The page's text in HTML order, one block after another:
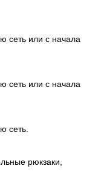
сеть или с начала
сеть или с начала
сеть.
рюкзаки,